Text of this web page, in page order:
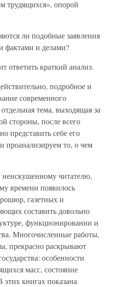
трудящихся», опорой
ли подобные заявления
фактами и делами?
ответить краткий анализ.
подробное и
современного
тема, выходящая за
стороны, после всего
представить себе его
то, о чем
читателю,
времени появилось
газетных и
составить довольно
функционировании и
Многочисленные работы,
прекрасно раскрывают
особенности
масс, состояние
книгах показана